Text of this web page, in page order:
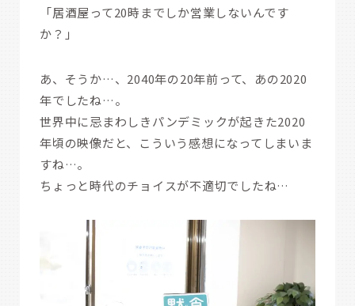
「居酒屋って20時までしか営業しないんです
か？」
あ、そうか…、2040年の20年前って、あの2020
年でしたね…。
世界中に忌まわしきパンデミックが起きた2020
年頃の映像だと、こういう感想になってしまいま
すね…。
ちょっと時代のチョイスが不適切でしたね…